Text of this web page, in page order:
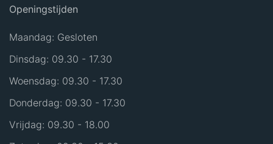
Openingstijden
Maandag: Gesloten
Dinsdag: 09.30 - 17.30
Woensdag: 09.30 - 17.30
Donderdag: 09.30 - 17.30
Vrijdag: 09.30 - 18.00